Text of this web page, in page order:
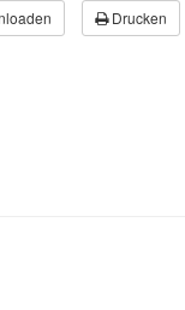
Drucken